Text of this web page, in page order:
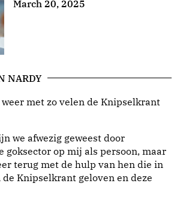
March 20, 2025
NARDY
met zo velen de Knipselkrant
we afwezig geweest door
goksector op mij als persoon, maar
terug met de hulp van hen die in
Knipselkrant geloven en deze